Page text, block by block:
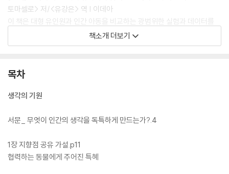
토마셀로> 저/<유강은> 역 | 이데아
이 책은 대형 유인원과 인간 아동을 비교하는 광범위한 실험과 데이터를
바탕으로, 어떻게 초기 인류가 점차 초협동적으로 바뀌고, 결국은 도덕적
인 종이 되었는지를 재구성한다. 인류가 직면한 진화적 도전을 통해서 도
다. 이 책의 저자인 마이클 토마셀로는 독일 막스플랑크 진화인류학연구소
수는 “유인원 중에서 어떻게 사피엔스만이 문명을 이룩할 수 있었을까?
로이어야 한다. 토마셀로만큼 인간과 다른 유인원 종들 사이의 미묘한 간
책소개 더보기
목차
생각의 기원
서문_ 무엇이 인간의 생각을 독특하게 만드는가?.4
1장 지향점 공유 가설.p11
협력하는 동물에게 주어진 특혜